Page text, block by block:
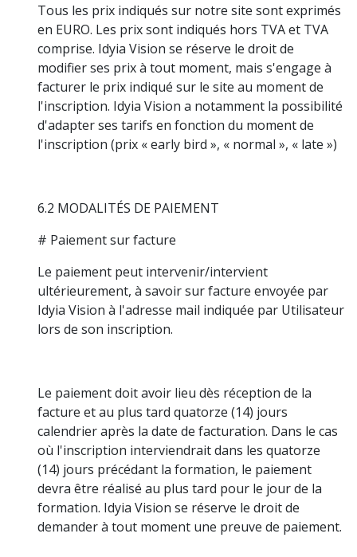
Tous les prix indiqués sur notre site sont exprimés
en EURO. Les prix sont indiqués hors TVA et TVA
comprise. Idyia Vision se réserve le droit de
modifier ses prix à tout moment, mais s'engage à
facturer le prix indiqué sur le site au moment de
l'inscription. Idyia Vision a notamment la possibilité
d'adapter ses tarifs en fonction du moment de
l'inscription (prix « early bird », « normal », « late »)
6.2 MODALITÉS DE PAIEMENT
# Paiement sur facture
Le paiement peut intervenir/intervient
ultérieurement, à savoir sur facture envoyée par
Idyia Vision à l'adresse mail indiquée par Utilisateur
lors de son inscription.
Le paiement doit avoir lieu dès réception de la
facture et au plus tard quatorze (14) jours
calendrier après la date de facturation. Dans le cas
où l'inscription interviendrait dans les quatorze
(14) jours précédant la formation, le paiement
devra être réalisé au plus tard pour le jour de la
formation. Idyia Vision se réserve le droit de
demander à tout moment une preuve de paiement.